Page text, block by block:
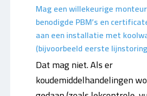
Mag een willekeurige
benodigde PBM’s en
aan een installatie met
(bijvoorbeeld eerste
Dat mag niet. Als er
koudemiddelhandelingen